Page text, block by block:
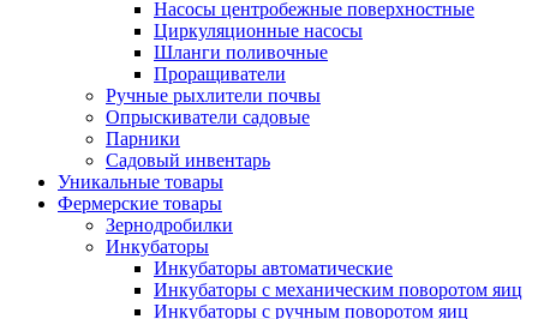
Насосы центробежные поверхностные
Циркуляционные насосы
Шланги поливочные
Проращиватели
Ручные рыхлители почвы
Опрыскиватели садовые
Парники
Садовый инвентарь
Уникальные товары
Фермерские товары
Зернодробилки
Инкубаторы
Инкубаторы автоматические
Инкубаторы с механическим поворотом яиц
Инкубаторы с ручным поворотом яиц